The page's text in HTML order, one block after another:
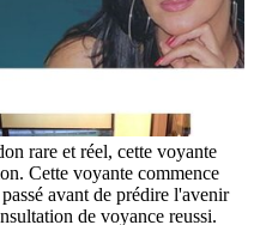
rare et réel, cette voyante
Cette voyante commence
avant de prédire l'avenir
de voyance reussi.